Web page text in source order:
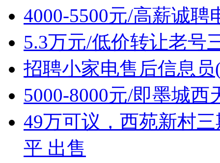
4000-5500元/高薪诚
5.3万元/低价转让老号
招聘小家电售后信息
5000-8000元/即墨城
49万可议，西苑新村
平 出售